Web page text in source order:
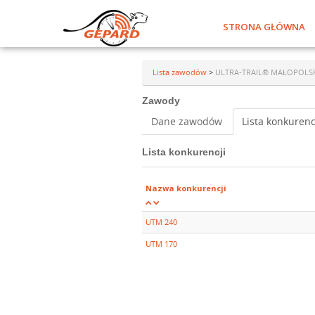
STRONA GŁÓWNA
Lista zawodów > ULTRA-TRAIL®
Zawody
Dane zawodów Lista
Lista konkurencji
Nazwa konkurencji
UTM 240
UTM 170